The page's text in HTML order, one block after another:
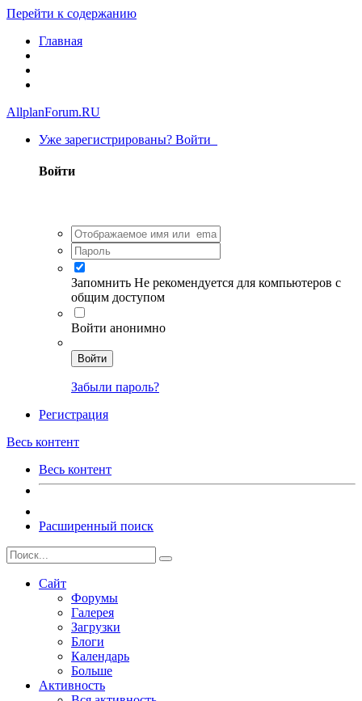
Перейти к содержанию
Главная
AllplanForum.RU
Уже зарегистрированы? Войти
Войти
Запомнить Не рекомендуется для компьютеров с
общим доступом
Войти анонимно
Войти
Забыли пароль?
Регистрация
Весь контент
Весь контент
Расширенный поиск
Сайт
Форумы
Галерея
Загрузки
Блоги
Календарь
Больше
Активность